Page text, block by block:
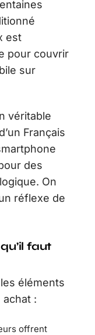
est
pour couvrir
sur
véritable
Français
des
On
réflexe de
faut
éléments
:
offrent